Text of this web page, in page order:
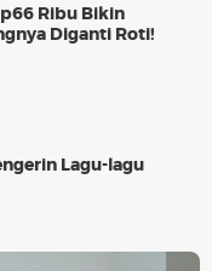
Ribu Bikin
Diganti Roti!
Lagu-lagu